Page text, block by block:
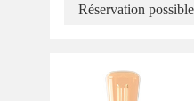
Réservation possible